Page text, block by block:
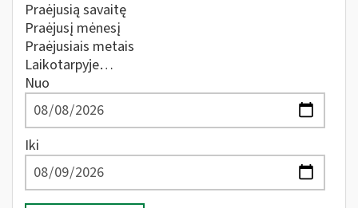
Praėjusią savaitę
Praėjusį mėnesį
Praėjusiais metais
Laikotarpyje…
Nuo
Iki